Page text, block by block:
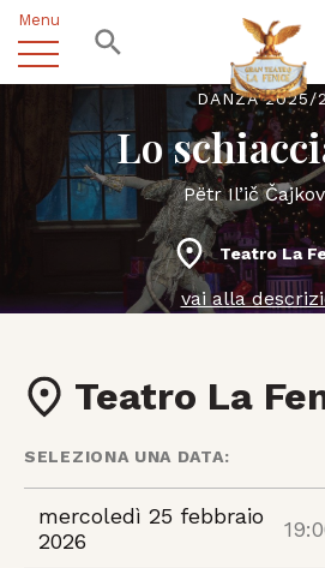
Menu
DANZA 2025/
Lo
Pëtr Il’ič
Teatro La
vai alla
Teatro La
SELEZIONA UNA DATA:
mercoledì 25 febbraio
2026